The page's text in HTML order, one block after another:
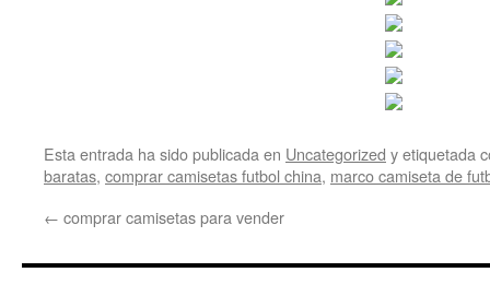
Esta entrada ha sido publicada en Uncategorized y etiquetada
baratas, comprar camisetas futbol china, marco camiseta de
← comprar camisetas para vender